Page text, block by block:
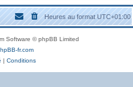
Heures au formatUTC+01:00
Software © phpBB Limited
fr.com
| Conditions